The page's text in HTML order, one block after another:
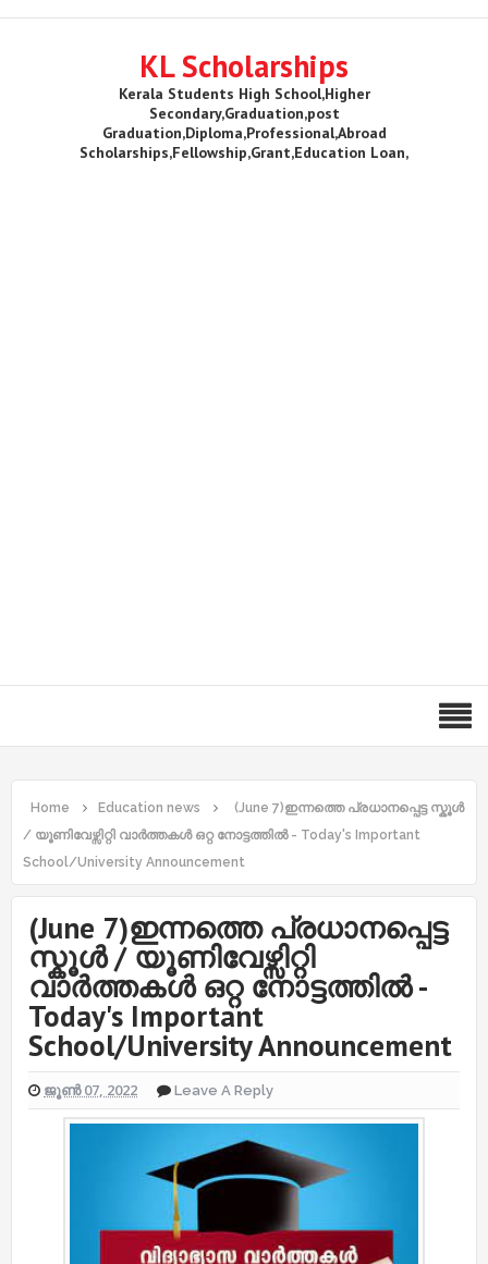
KL Scholarships
Kerala Students High School,Higher
Secondary,Graduation,post
Graduation,Diploma,Professional,Abroad
Scholarships,Fellowship,Grant,Education Loan,
Home Education news
(June 7)ഇന്നത്തെ പ്രധാനപ്പെട്ട സ്കൂൾ
/ യൂണിവേഴ്സിറ്റി വാർത്തകൾ ഒറ്റ നോട്ടത്തിൽ - Today's Important
School/University Announcement
(June 7)ഇന്നത്തെ പ്രധാനപ്പെട്ട
സ്കൂൾ / യൂണിവേഴ്സിറ്റി
വാർത്തകൾ ഒറ്റ നോട്ടത്തിൽ -
Today's Important
School/University Announcement
ജൂൺ 07, 2022 Leave A Reply